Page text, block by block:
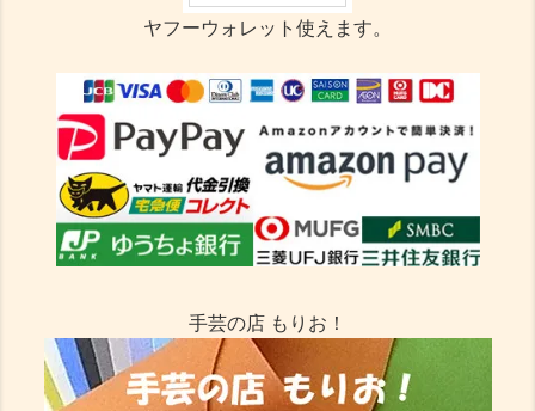
ヤフーウォレット使えます。
手芸の店 もりお！